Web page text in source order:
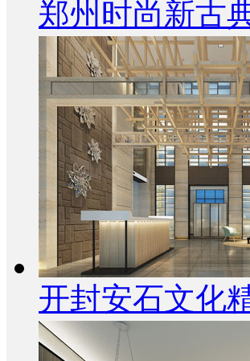
郑州时尚新古
开封安石文化